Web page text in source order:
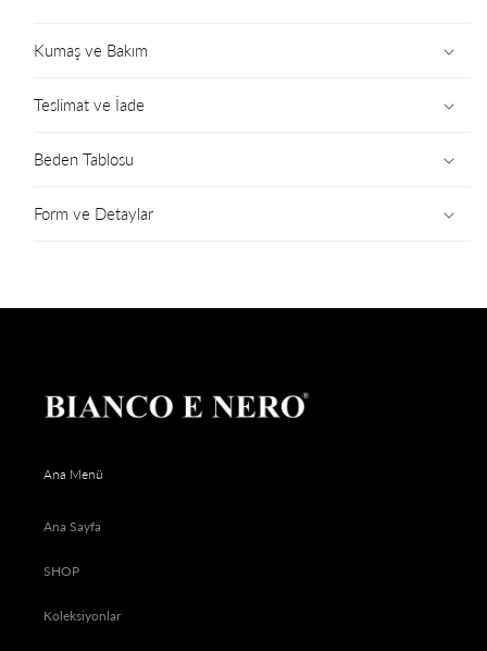
Kumaş ve Bakım
Teslimat ve İade
Beden Tablosu
Form ve Detaylar
Ana Menü
Ana Sayfa
SHOP
Koleksiyonlar